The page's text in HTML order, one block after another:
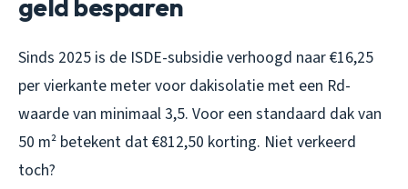
geld besparen
Sinds 2025 is de ISDE-subsidie verhoogd naar €16,25
per vierkante meter voor dakisolatie met een Rd-
waarde van minimaal 3,5. Voor een standaard dak van
50 m² betekent dat €812,50 korting. Niet verkeerd
toch?